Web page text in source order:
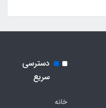
دسترسی
سریع
خانه